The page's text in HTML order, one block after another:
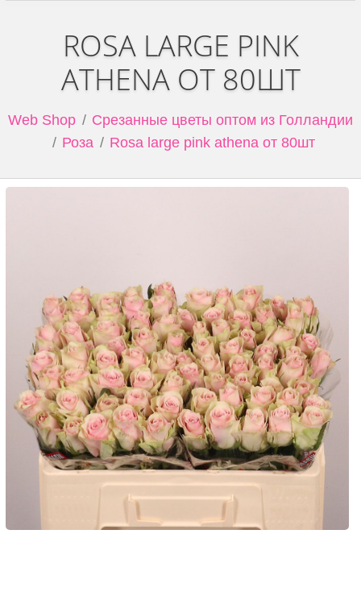
ROSA LARGE PINK
ATHENA ОТ 80ШТ
Web Shop
Срезанные цветы оптом из Голландии
Роза
Rosa large pink athena от 80шт